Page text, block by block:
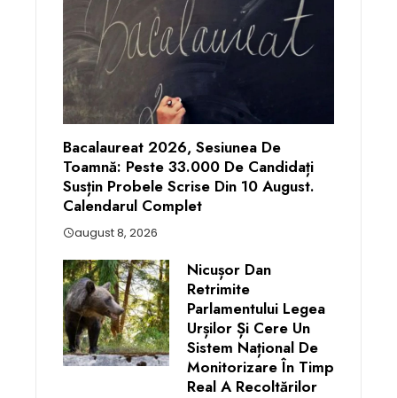
Bacalaureat 2026, Sesiunea De
Toamnă: Peste 33.000 De Candidați
Susțin Probele Scrise Din 10 August.
Calendarul Complet
august 8, 2026
Nicușor Dan
Retrimite
Parlamentului Legea
Urșilor Și Cere Un
Sistem Național De
Monitorizare În Timp
Real A Recoltărilor